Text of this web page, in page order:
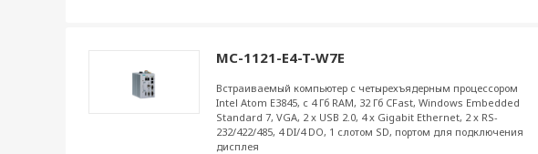
MC-1121-E4-T-W7E
Встраиваемый компьютер с четырехъядерным процессором
Intel Atom E3845, с 4 Гб RAM, 32 Гб CFast, Windows Embedded
Standard 7, VGA, 2 x USB 2.0, 4 x Gigabit Ethernet, 2 x RS-
232/422/485, 4 DI/4 DO, 1 слотом SD, портом для подключения
дисплея